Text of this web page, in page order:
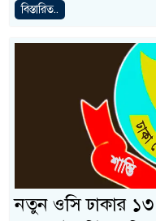
বিস্তারিত..
নতুন ওসি ঢাকার ১৩